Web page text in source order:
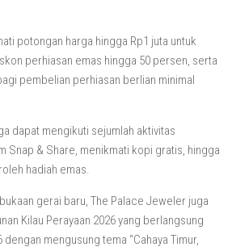
potongan harga hingga Rp1 juta untuk
perhiasan emas hingga 50 persen, serta
pembelian perhiasan berlian minimal
dapat mengikuti sejumlah aktivitas
Snap & Share, menikmati kopi gratis, hingga
hadiah emas.
gerai baru, The Palace Jeweler juga
Kilau Perayaan 2026 yang berlangsung
mengusung tema “Cahaya Timur,